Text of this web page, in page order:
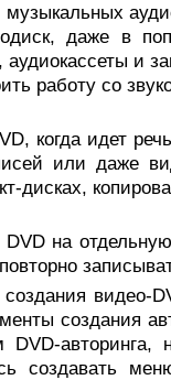
даже в
аудиокассеты и
работу со
когда идет
или даже
дисках,
на
видео-
создания
авторинга,
создавать